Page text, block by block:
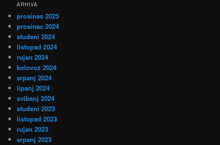
t
r
a
ž
i
ARHIVA
prosinac 2025
prosinac 2024
studeni 2024
listopad 2024
rujan 2024
kolovoz 2024
srpanj 2024
lipanj 2024
svibanj 2024
studeni 2023
listopad 2023
rujan 2023
srpanj 2023